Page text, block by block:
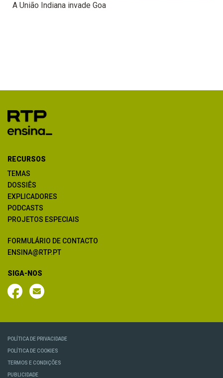
A União Indiana invade Goa
RECURSOS
TEMAS
DOSSIÊS
EXPLICADORES
PODCASTS
PROJETOS ESPECIAIS
FORMULÁRIO DE CONTACTO
ENSINA@RTP.PT
SIGA-NOS
POLÍTICA DE PRIVACIDADE
POLÍTICA DE COOKIES
TERMOS E CONDIÇÕES
PUBLICIDADE